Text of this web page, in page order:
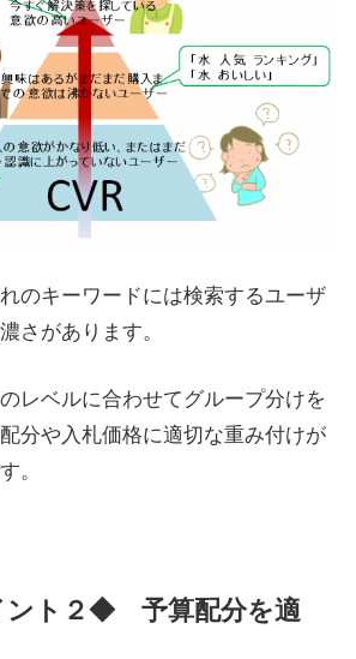
のキーワードには検索するユーザ
さがあります。
レベルに合わせてグループ分けを
分や入札価格に適切な重み付けが
。
ト２◆ 予算配分を適